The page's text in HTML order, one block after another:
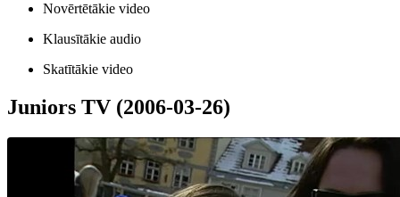
Novērtētākie video
Klausītākie audio
Skatītākie video
Juniors TV (2006-03-26)